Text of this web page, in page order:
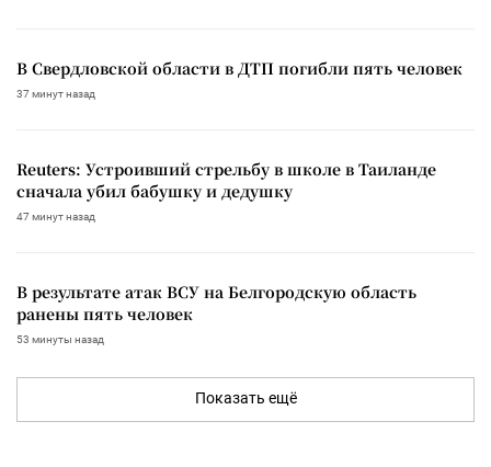
В Свердловской области в ДТП погибли пять человек
37 минут назад
Reuters: Устроивший стрельбу в школе в Таиланде
сначала убил бабушку и дедушку
47 минут назад
В результате атак ВСУ на Белгородскую область
ранены пять человек
53 минуты назад
Показать ещё